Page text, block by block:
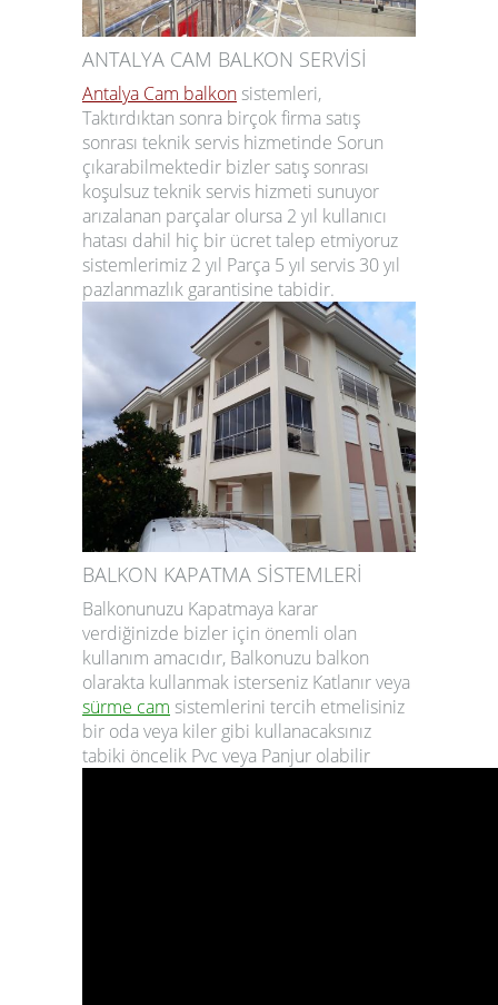
ANTALYA CAM BALKON SERVİSİ
Antalya Cam balkon sistemleri,
Taktırdıktan sonra birçok firma satış
sonrası teknik servis hizmetinde Sorun
çıkarabilmektedir bizler satış sonrası
koşulsuz teknik servis hizmeti sunuyor
arızalanan parçalar olursa 2 yıl kullanıcı
hatası dahil hiç bir ücret talep etmiyoruz
sistemlerimiz 2 yıl Parça 5 yıl servis 30 yıl
pazlanmazlık garantisine tabidir.
BALKON KAPATMA SİSTEMLERİ
Balkonunuzu Kapatmaya karar
verdiğinizde bizler için önemli olan
kullanım amacıdır, Balkonuzu balkon
olarakta kullanmak isterseniz Katlanır veya
sürme cam sistemlerini tercih etmelisiniz
bir oda veya kiler gibi kullanacaksınız
tabiki öncelik Pvc veya Panjur olabilir